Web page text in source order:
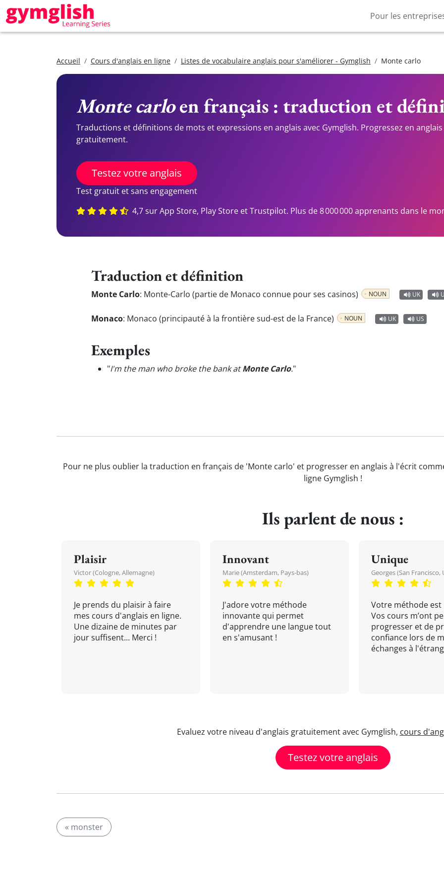
Pour les
Accueil Cours d'anglais en ligne Listes de vocabulaire anglais pour s'améliorer - Gymglish Monte carlo
Monte carloen français : traduction et
Traductions et définitions de mots et expressions en anglais avec Gymglish. Progressez en
gratuitement.
Testez votre anglais
Test gratuit et sans engagement
4,7 sur App Store, Play Store et Trustpilot. Plus de 8 000 000 apprenants dans le
Traduction et définition
Monte Carlo: Monte-Carlo (partie de Monaco connue pour ses casinos) NOUN UK
Monaco: Monaco (principauté à la frontière sud-est de la France) NOUN UK US
Exemples
"I'm the man who broke the bank atMonte Carlo."
Pour ne plus oublier la traduction en français de 'Monte carlo' et progresser en anglais à l'écrit
ligne Gymglish !
Ils parlent de nous :
Plaisir
Victor (Cologne, Allemagne)
Je prends du plaisir à faire
mes cours d'anglais en ligne.
Une dizaine de minutes par
jour suffisent... Merci !
Innovant
Marie (Amsterdam, Pays-bas)
J'adore votre méthode
innovante qui permet
d'apprendre une langue tout
en s'amusant !
Unique
Georges (San Francisco,
Votre méthode est
Vos cours m’ont
progresser et de
confiance lors de
échanges à
Evaluez votre niveau d'anglais gratuitement avec Gymglish, cours
Testez votre anglais
« monster